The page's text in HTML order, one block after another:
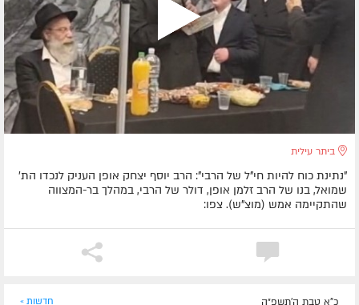
ביתר עילית
"נתינת כוח להיות חי"ל של הרבי": הרב יוסף יצחק אופן העניק לנכדו הת'
שמואל, בנו של הרב זלמן אופן, דולר של הרבי, במהלך בר-המצווה
שהתקיימה אמש (מוצ"ש). צפו:
כ"א טבת ה׳תשפ״ה חדשות »